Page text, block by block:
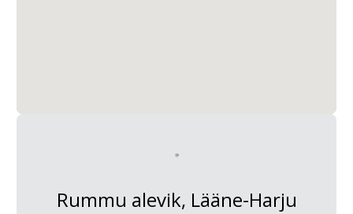
Rummu alevik, Lääne-Harju